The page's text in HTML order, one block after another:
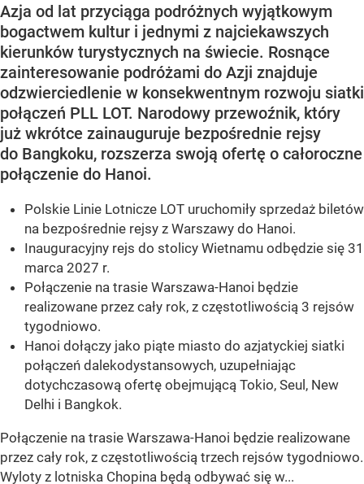
Azja od lat przyciąga podróżnych wyjątkowym
bogactwem kultur i jednymi z najciekawszych
kierunków turystycznych na świecie. Rosnące
zainteresowanie podróżami do Azji znajduje
odzwierciedlenie w konsekwentnym rozwoju siatki
połączeń PLL LOT. Narodowy przewoźnik, który
już wkrótce zainauguruje bezpośrednie rejsy
do Bangkoku, rozszerza swoją ofertę o całoroczne
połączenie do Hanoi.
Polskie Linie Lotnicze LOT uruchomiły sprzedaż biletów
na bezpośrednie rejsy z Warszawy do Hanoi.
Inauguracyjny rejs do stolicy Wietnamu odbędzie się 31
marca 2027 r.
Połączenie na trasie Warszawa-Hanoi będzie
realizowane przez cały rok, z częstotliwością 3 rejsów
tygodniowo.
Hanoi dołączy jako piąte miasto do azjatyckiej siatki
połączeń dalekodystansowych, uzupełniając
dotychczasową ofertę obejmującą Tokio, Seul, New
Delhi i Bangkok.
Połączenie na trasie Warszawa-Hanoi będzie realizowane
przez cały rok, z częstotliwością trzech rejsów tygodniowo.
Wyloty z lotniska Chopina będą odbywać się w...